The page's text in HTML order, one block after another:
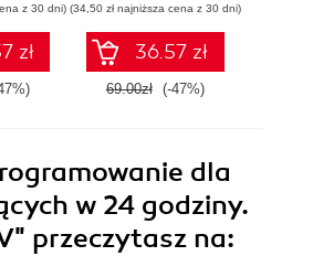
z 30 dni)
zł
(34,50 zł najniższa cena z 30 dni)
36.57 zł
69.00zł (-47%)
dla
w 24 godziny.
przeczytasz na: